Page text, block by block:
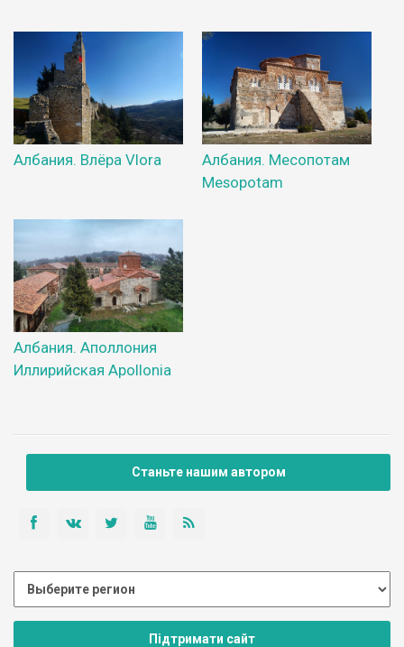
Албания. Влёра Vlora
Албания. Месопотам
Mesopotam
Албания. Аполлония
Иллирийская Apollonia
Станьте нашим автором
Підтримати сайт